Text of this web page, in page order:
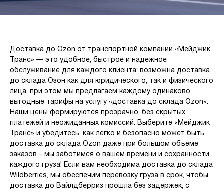
Доставка до Ozon от транспортной компании «Мейджик
Транс» — это удобное, быстрое и надежное
обслуживание для каждого клиента: возможна доставка
до склада Озон как для юридического, так и физического
лица, при этом мы предлагаем каждому одинаково
выгодные тарифы на услугу «доставка до склада Ozon».
Наши цены формируются прозрачно, без скрытых
платежей и неожиданных комиссий. Выберите «Мейджик
Транс» и убедитесь, как легко и безопасно может быть
доставка до склада Ozon даже при большом объеме
заказов – мы заботимся о вашем времени и сохранности
каждого груза! Если вам необходима доставка до склада
Wildberries, мы обеспечим перевозку груза в срок, чтобы
доставка до Вайлдберриз прошла без задержек, с